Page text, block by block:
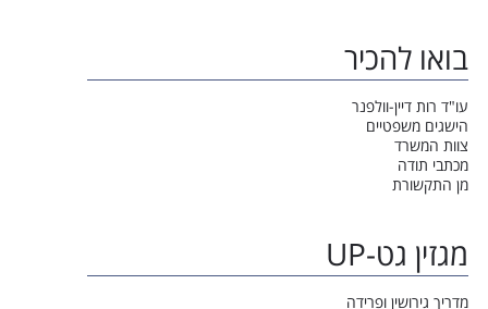
בואו להכיר
עו"ד רות דיין-וולפנר
הישגים משפטיים
צוות המשרד
מכתבי תודה
מן התקשורת
מגזין גט-UP
מדריך גירושין ופרידה